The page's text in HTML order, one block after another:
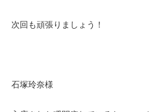
次回も頑張りましょう！
石塚玲奈様